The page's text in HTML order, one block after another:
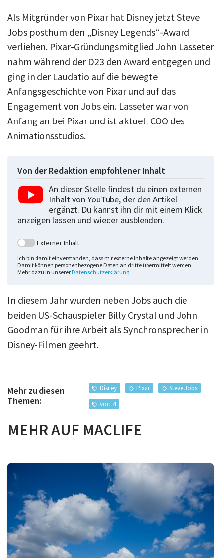
Als Mitgründer von Pixar hat Disney jetzt Steve
Jobs posthum den „Disney Legends“-Award
verliehen. Pixar-Gründungsmitglied John Lasseter
nahm während der D23 den Award entgegen und
ging in der Laudatio auf die bewegte
Anfangsgeschichte von Pixar und auf das
Engagement von Jobs ein. Lasseter war von
Anfang an bei Pixar und ist aktuell COO des
Animationsstudios.
Von der Redaktion empfohlener Inhalt
An dieser Stelle findest du einen externen
Inhalt von YouTube, der den Artikel
ergänzt. Du kannst ihn dir mit einem Klick
anzeigen lassen und wieder ausblenden.
Externer Inhalt
Ich bin damit einverstanden, dass mir externe Inhalte angezeigt werden.
Damit können personenbezogene Daten an dritte übermittelt werden.
Mehr dazu in unserer Datenschutzerklärung.
In diesem Jahr wurden neben Jobs auch die
beiden US-Schauspieler Billy Crystal und John
Goodman für ihre Arbeit als Synchronsprecher in
Disney-Filmen geehrt.
Mehr zu diesen
Themen:
Disney Pixar
Steve Jobs
voc_4
MEHR AUF MACLIFE